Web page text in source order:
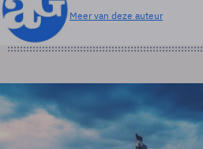
Meer van deze auteur